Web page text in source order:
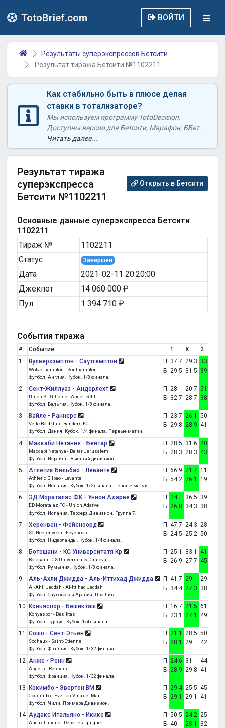
TotoBrief.com ВОЙТИ
Результаты суперэкспрессов Бетсити
Результат тиража Бетсити №1102211
Как стабильно быть в плюсе делая
ставки в тотализаторе?
Мы используем программу TotoDecision.
Доступны версии для Бетсити, Марафон, ББет.
Читать далее...
Результат тиража
суперэкспресса
Бетсити №1102211
Открыть в Бетсити
Основные данные суперэкспресса Бетсити
1102211
Тираж №
1102211
Статус
Завершен
Дата
2021-02-11 20:20:00
Джекпот
14 060 000 ₽
Пул
1 394 710 ₽
События тиража
# Событие 1 X 2
1
Вулверхэмптон - Саутгемптон
Wolverhampton - Southampton
Футбол. Англия. Кубок. 1/8 финала.
П
Б
37.7
29.5
29.3
31.5
33.1
39
2 Сент-Жиллуаз - Андерлехт
Union St. Gilloise - Anderlecht
Футбол. Бельгия. Кубок. 1/8 финала.
П
Б
28
32.7
20.7
28.7
51.3
38.6
3 Вайле - Раннерс
Vejle Boldklub - Randers FC
Футбол. Дания. Кубок. 1/4 финала. Первые матчи.
П
Б
23.7
29.8
26.1
28.9
50.2
41.4
4 Маккаби Нетания - Бейтар
Maccabi Netanya - Beitar Jerusalem
Футбол. Израиль. Высший дивизион.
П
Б
28.5
28.3
31.6
28.3
40
43.4
5 Атлетик Бильбао - Леванте
Athletic Bilbao - Levante
Футбол. Испания. Кубок. 1/2 финала. Первые матчи.
П
Б
66.9
54.2
21.7
26.1
11.4
19.7
6 ЭД Мораталас ФК - Унион Адарве
ED Moratalaz FC - Union Adarve
Футбол. Испания. Терсера Дивизион. Группа 7.
П
Б
24
26.8
36.5
34.3
39.5
38.9
7 Херенвен - Фейеноорд
SC Heerenveen - Feyenoord
Футбол. Нидерланды. Кубок. 1/4 финала.
П
Б
47.7
24.5
24.3
25.2
28
50.3
8 Ботошани - КС Университатя Кр
Botosani - CS Universitatea Craiova
Футбол. Румыния. Кубок. 1/8 финала.
П
Б
25.1
26.9
33.1
27.7
41.8
45.5
9 Аль-Ахли Джидда - Аль-Иттихад Джидда
Al-Ahli Jeddah - Al-Ittihad Jeddah
Футбол. Саудовская Аравия. Про Лига.
П
Б
41.7
34.4
29
27.3
29.3
38.3
10 Коньяспор - Бешикташ
Konyaspor - Besiktas
Футбол. Турция. Кубок. 1/4 финала.
П
Б
16.7
23.1
21.5
27.1
61.8
49.9
11 Сошо - Сент-Этьен
Sochaux - Saint-Etienne
Футбол. Франция. Кубок. 1/32 финала.
П
Б
21.1
28.1
28.5
29
50.4
42.9
12 Анже - Ренн
Angers - Rennais
Футбол. Франция. Кубок. 1/32 финала.
П
Б
24.6
28.9
31
29.8
44.4
41.4
13 Кокимбо - Эвертон ВМ
Coquimbo - Everton Vina del Mar
Футбол. Чили. Примера Дивизион.
П
Б
29.4
29.1
25.5
29.1
45.1
41.9
14 Аудакс Итальяно - Икике
Audax Italiano - Deportes Iquique
П
Б
50.5
40
24.2
28.1
25.3
32